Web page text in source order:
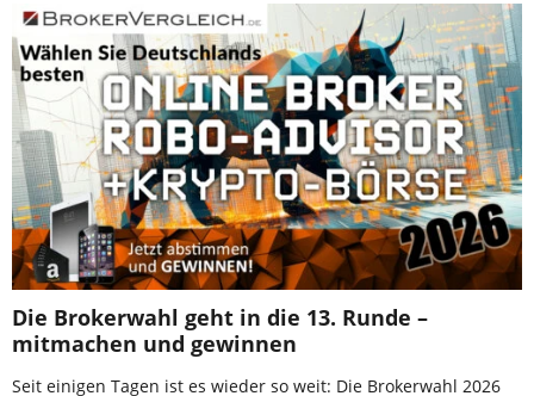
Die Brokerwahl geht in die 13. Runde –
mitmachen und gewinnen
Seit einigen Tagen ist es wieder so weit: Die Brokerwahl 2026